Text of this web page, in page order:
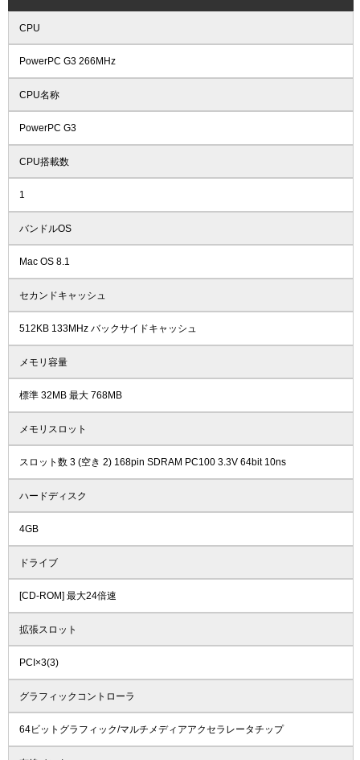
CPU
PowerPC G3 266MHz
CPU名称
PowerPC G3
CPU搭載数
1
バンドルOS
Mac OS 8.1
セカンドキャッシュ
512KB 133MHz バックサイドキャッシュ
メモリ容量
標準 32MB 最大 768MB
メモリスロット
スロット数 3 (空き 2) 168pin SDRAM PC100 3.3V 64bit 10ns
ハードディスク
4GB
ドライブ
[CD-ROM] 最大24倍速
拡張スロット
PCI×3(3)
グラフィックコントローラ
64ビットグラフィック/マルチメディアアクセラレータチップ